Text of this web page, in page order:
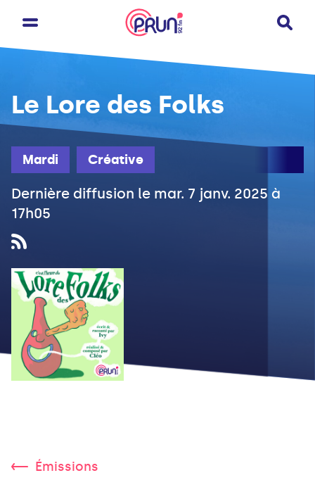
Mardi Créative
Le Lore des Folks
Dernière diffusion le mar. 7 janv. 2025 à
17h05
Émissions